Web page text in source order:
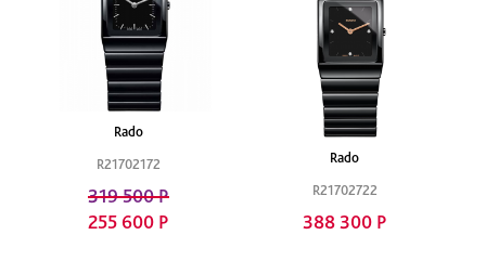
Rado
R21702172
319 500 Р
255 600 Р
Rado
R21702722
388 300 Р